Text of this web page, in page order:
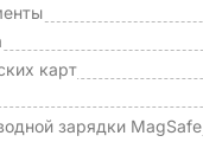
карт
зарядки MagSafe